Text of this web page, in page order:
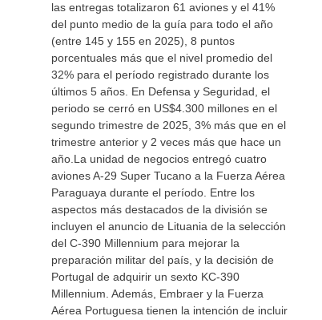
las entregas totalizaron 61 aviones y el 41%
del punto medio de la guía para todo el año
(entre 145 y 155 en 2025), 8 puntos
porcentuales más que el nivel promedio del
32% para el período registrado durante los
últimos 5 años. En Defensa y Seguridad, el
periodo se cerró en US$4.300 millones en el
segundo trimestre de 2025, 3% más que en el
trimestre anterior y 2 veces más que hace un
año.La unidad de negocios entregó cuatro
aviones A-29 Super Tucano a la Fuerza Aérea
Paraguaya durante el período. Entre los
aspectos más destacados de la división se
incluyen el anuncio de Lituania de la selección
del C-390 Millennium para mejorar la
preparación militar del país, y la decisión de
Portugal de adquirir un sexto KC-390
Millennium. Además, Embraer y la Fuerza
Aérea Portuguesa tienen la intención de incluir